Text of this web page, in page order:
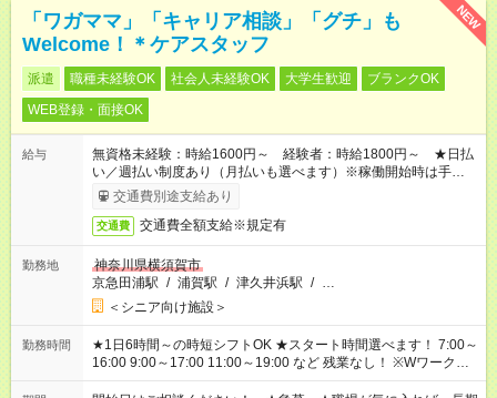
NEW
「ワガママ」「キャリア相談」「グチ」も
Welcome！＊ケアスタッフ
派遣 職種未経験OK 社会人未経験OK 大学生歓迎
ブランクOK
WEB登録・面接OK
給与
無資格未経験：時給1600円～ 経験者：時給1800円～ ★日払
い／週払い制度あり（月払いも選べます）※稼働開始時は手続き
完了次第のお支払いとなります。
交通費別途支給あり
交通費 交通費全額支給※規定有
勤務地
神奈川県横須賀市
京急田浦駅 / 浦賀駅 / 津久井浜駅 / …
＜シニア向け施設＞
勤務時間
★1日6時間～の時短シフトOK ★スタート時間選べます！ 7:00～
16:00 9:00～17:00 11:00～19:00 など 残業なし！ ※Wワークの
場合、他のお仕事と合わせ週40時間超の就業はご案内できませ